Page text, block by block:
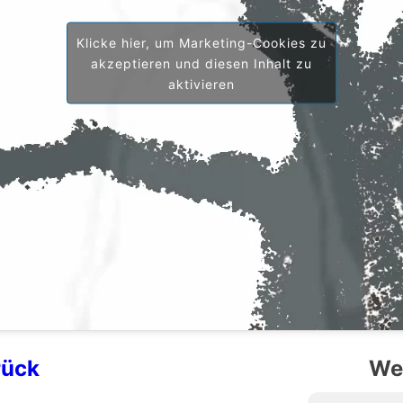
Klicke hier, um Marketing-Cookies zu
akzeptieren und diesen Inhalt zu
aktivieren